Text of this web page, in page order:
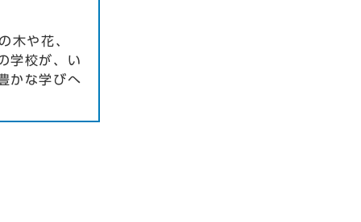
木や花、
学校が、い
かな学びへ